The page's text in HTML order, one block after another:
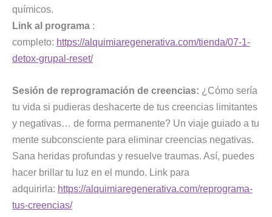
químicos.
Link al programa :
completo: https://alquimiaregenerativa.com/tienda/07-1-
detox-grupal-reset/
Sesión de reprogramación de creencias: ¿Cómo sería
tu vida si pudieras deshacerte de tus creencias limitantes
y negativas… de forma permanente? Un viaje guiado a tu
mente subconsciente para eliminar creencias negativas.
Sana heridas profundas y resuelve traumas. Así, puedes
hacer brillar tu luz en el mundo. Link para
adquirirla: https://alquimiaregenerativa.com/reprograma-
tus-creencias/